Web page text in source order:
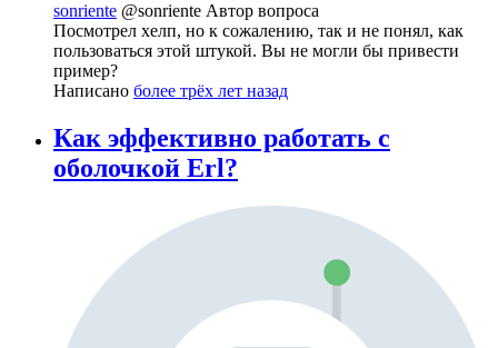
sonriente @sonriente Автор вопроса
Посмотрел хелп, но к сожалению, так и не понял, как
пользоваться этой штукой. Вы не могли бы привести
пример?
Написано более трёх лет назад
Как эффективно работать с
оболочкой Erl?